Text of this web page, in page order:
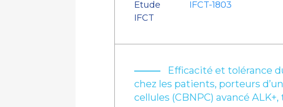
Etude
IFCT
IFCT-1803
Efficacité et tolérance
chez les patients, porteurs
cellules (CBNPC) avancé